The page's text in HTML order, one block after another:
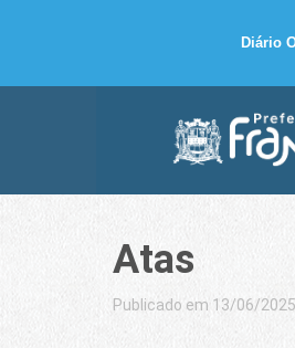
Diário
Atas
Publicado em 13/06/